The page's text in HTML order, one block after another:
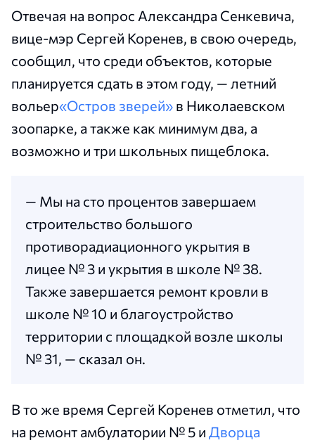
Отвечая на вопрос Александра Сенкевича,
вице-мэр Сергей Коренев, в свою очередь,
сообщил, что среди объектов, которые
планируется сдать в этом году, — летний
вольер«Остров зверей» в Николаевском
зоопарке, а также как минимум два, а
возможно и три школьных пищеблока.
— Мы на сто процентов завершаем
строительство большого
противорадиационного укрытия в
лицее № 3 и укрытия в школе № 38.
Также завершается ремонт кровли в
школе № 10 и благоустройство
территории с площадкой возле школы
№ 31, — сказал он.
В то же время Сергей Коренев отметил, что
на ремонт амбулатории № 5 и Дворца